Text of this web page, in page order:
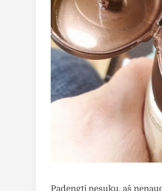
Padengti nesuku, aš